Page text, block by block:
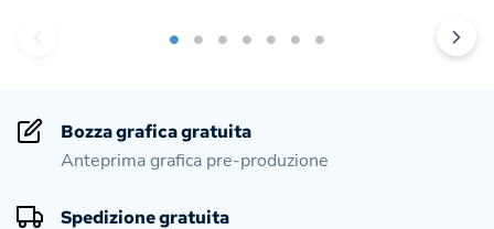
Bozza grafica gratuita
Anteprima grafica pre-produzione
Spedizione gratuita